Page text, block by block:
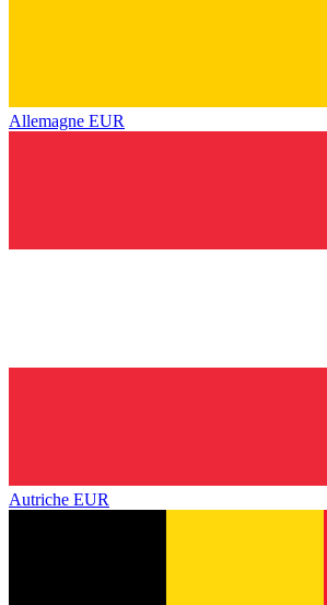
Allemagne EUR
Autriche EUR